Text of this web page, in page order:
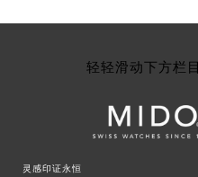
轻轻滑动下方栏
灵感印证永恒